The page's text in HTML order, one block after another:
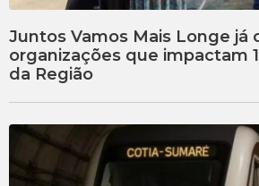
Juntos Vamos Mais Longe já
organizações que impactam
da Região